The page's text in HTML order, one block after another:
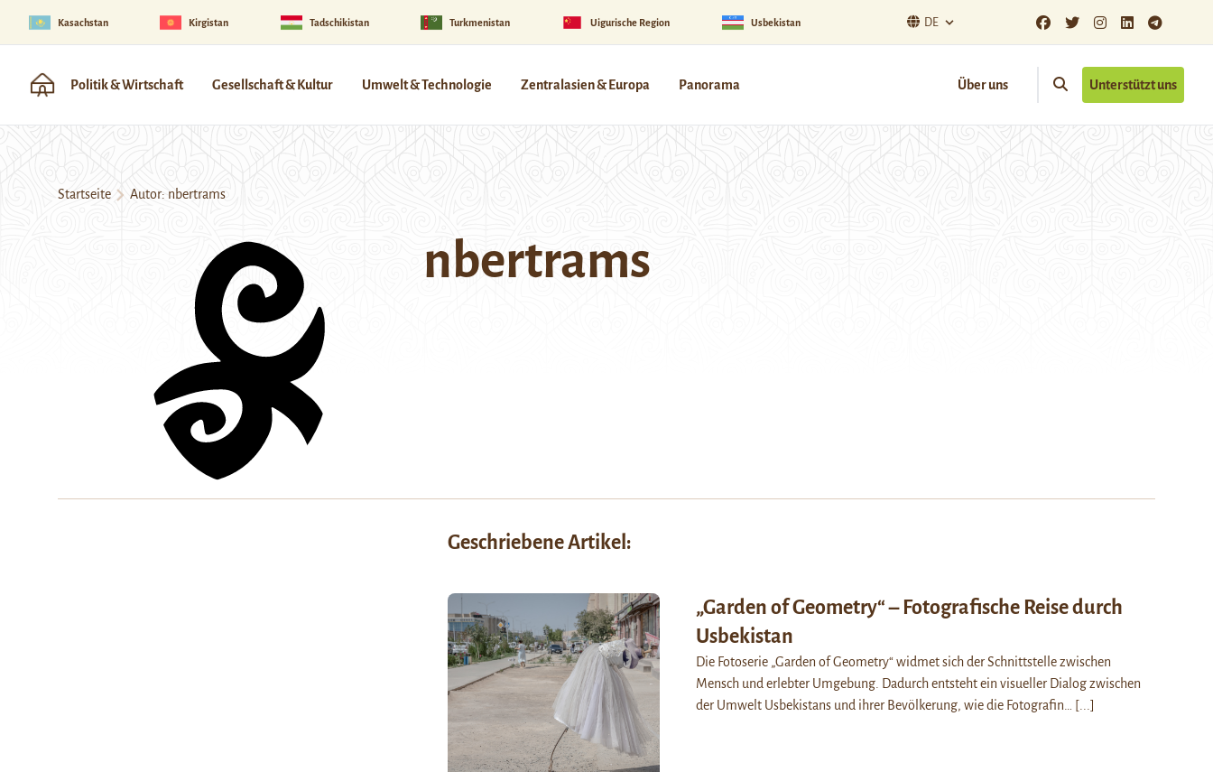
Kasachstan Kirgistan Tadschikistan Turkmenistan Uigurische Region Usbekistan DE
Politik & Wirtschaft Gesellschaft & Kultur Umwelt & Technologie Zentralasien & Europa Panorama Über uns Unterstützt uns
Startseite Autor: nbertrams
nbertrams
Geschriebene Artikel:
„Garden of Geometry“ – Fotografische Reise durch
Usbekistan
Die Fotoserie „Garden of Geometry“ widmet sich der Schnittstelle zwischen
Mensch und erlebter Umgebung. Dadurch entsteht ein visueller Dialog zwischen
der Umwelt Usbekistans und ihrer Bevölkerung, wie die Fotografin…
[...]